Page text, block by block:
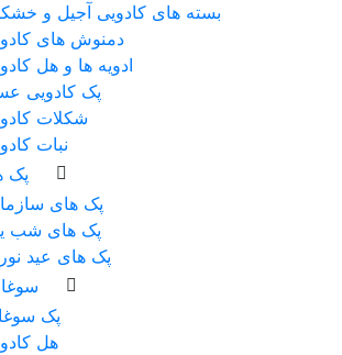
بسته های کادویی آجیل و
دمنوش های
ادویه ها و هل
پک کادویی
شکلات
نبات
پک
پک های
پک های شب
پک های عید
پک
هل